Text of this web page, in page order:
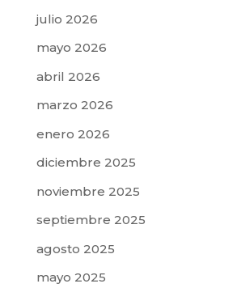
julio 2026
mayo 2026
abril 2026
marzo 2026
enero 2026
diciembre 2025
noviembre 2025
septiembre 2025
agosto 2025
mayo 2025